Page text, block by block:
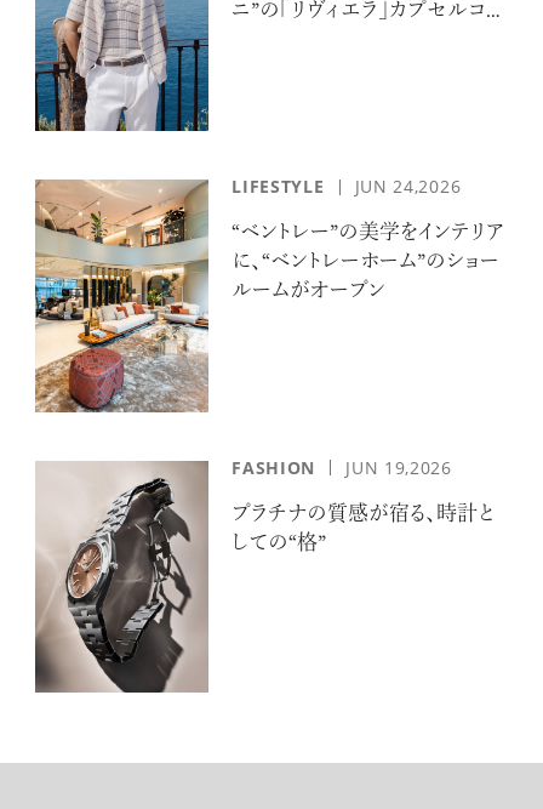
ニ”の「リヴィエラ」カプセルコレ
LIFESTYLE JUN 24,2026
“ベントレー”の美学をインテリア
に、“ベントレーホーム”のショー
ルームがオープン
FASHION JUN 19,2026
プラチナの質感が宿る、時計と
しての“格”